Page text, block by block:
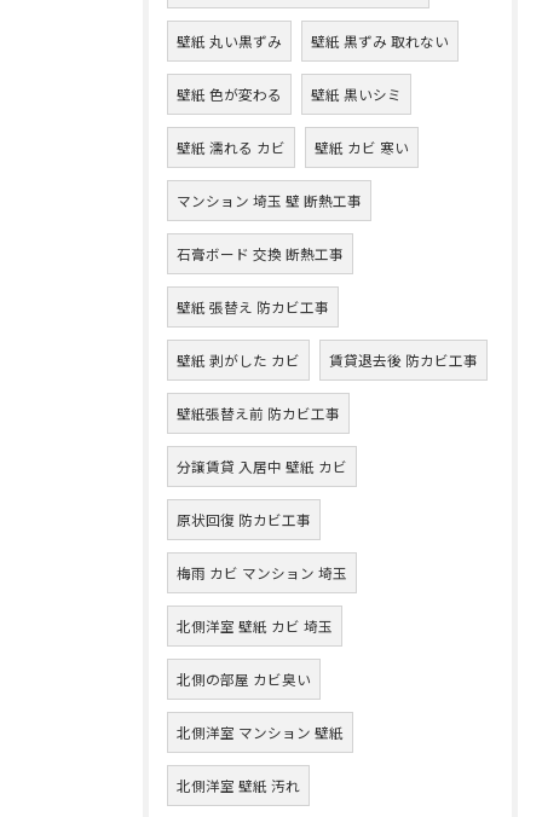
壁紙 丸い黒ずみ 壁紙 黒ずみ 取れない
壁紙 色が変わる 壁紙 黒いシミ
壁紙 濡れる カビ 壁紙 カビ 寒い
マンション 埼玉 壁 断熱工事
石膏ボード 交換 断熱工事
壁紙 張替え 防カビ工事
壁紙 剥がした カビ 賃貸退去後 防カビ工事
壁紙張替え前 防カビ工事
分譲賃貸 入居中 壁紙 カビ
原状回復 防カビ工事
梅雨 カビ マンション 埼玉
北側洋室 壁紙 カビ 埼玉
北側の部屋 カビ臭い
北側洋室 マンション 壁紙
北側洋室 壁紙 汚れ